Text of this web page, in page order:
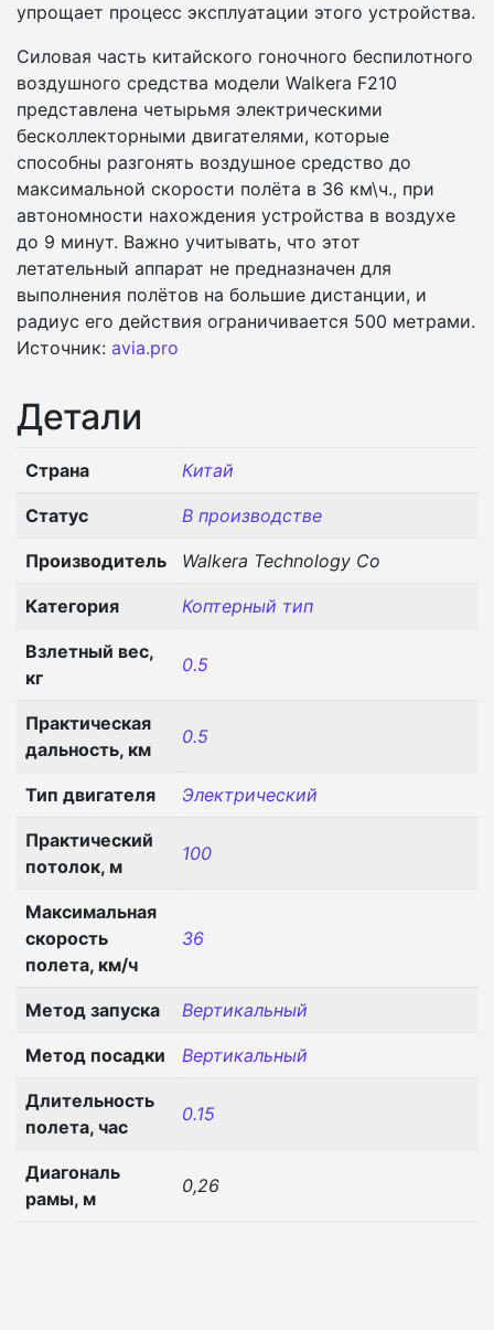
упрощает процесс эксплуатации этого устройства.
Силовая часть китайского гоночного беспилотного
воздушного средства модели Walkera F210
представлена четырьмя электрическими
бесколлекторными двигателями, которые
способны разгонять воздушное средство до
максимальной скорости полёта в 36 км\ч., при
автономности нахождения устройства в воздухе
до 9 минут. Важно учитывать, что этот
летательный аппарат не предназначен для
выполнения полётов на большие дистанции, и
радиус его действия ограничивается 500 метрами.
Источник: avia.pro
Детали
Страна Китай
Статус В производстве
Производитель Walkera Technology Co
Категория Коптерный тип
Взлетный вес,
кг
0.5
Практическая
дальность, км
0.5
Тип двигателя Электрический
Практический
потолок, м
100
Максимальная
скорость
полета, км/ч
36
Метод запуска Вертикальный
Метод посадки Вертикальный
Длительность
полета, час
0.15
Диагональ
рамы, м
0,26